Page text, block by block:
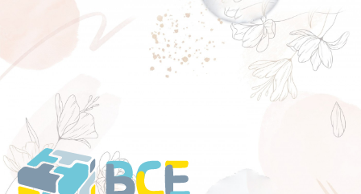
Перейти
к
содержанию